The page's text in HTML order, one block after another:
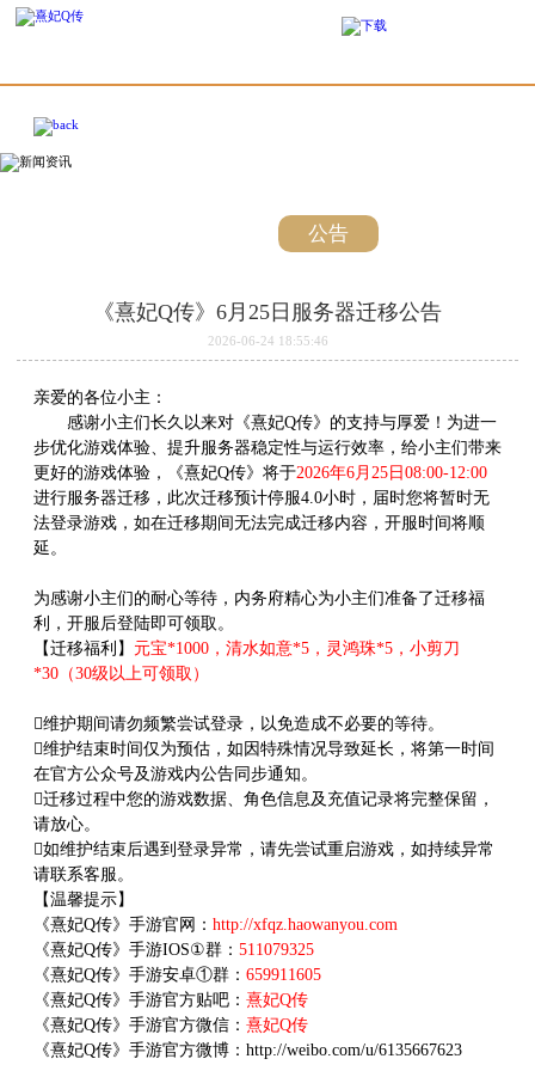
公告
《熹妃Q传》6月25日服务器迁移公告
2026-06-24 18:55:46
亲爱的各位小主：
感谢小主们长久以来对《熹妃Q传》的支持与厚爱！为进一
步优化游戏体验、提升服务器稳定性与运行效率，给小主们带来
更好的游戏体验，《熹妃Q传》将于2026年6月25日08:00-12:00
进行服务器迁移，此次迁移预计停服4.0小时，届时您将暂时无
法登录游戏，如在迁移期间无法完成迁移内容，开服时间将顺
延。
为感谢小主们的耐心等待，内务府精心为小主们准备了迁移福
利，开服后登陆即可领取。
【迁移福利】 元宝*1000，清水如意*5，灵鸿珠*5，小剪刀
*30（30级以上可领取）
维护期间请勿频繁尝试登录，以免造成不必要的等待。
维护结束时间仅为预估，如因特殊情况导致延长，将第一时间
在官方公众号及游戏内公告同步通知。
迁移过程中您的游戏数据、角色信息及充值记录将完整保留，
请放心。
如维护结束后遇到登录异常，请先尝试重启游戏，如持续异常
请联系客服。
【温馨提示】
《熹妃Q传》手游官网： http://xfqz.haowanyou.com
《熹妃Q传》手游IOS①群： 511079325
《熹妃Q传》手游安卓①群： 659911605
《熹妃Q传》手游官方贴吧： 熹妃Q传
《熹妃Q传》手游官方微信： 熹妃Q传
《熹妃Q传》手游官方微博：http://weibo.com/u/6135667623